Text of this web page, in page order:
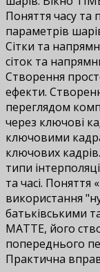
Поняття часу та
параметрів
Сітки та
сіток та
Створення
ефекти.
переглядом
через ключові
ключовими
ключових
типи
та часі.
використання
батьківськими
MATTE, його
попереднього
Практична